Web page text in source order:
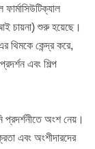
চায়না) শুরু হয়েছে।
থিমকে কেন্দ্র করে,
এবং শিল্প
প্রদর্শনীতে অংশ নেয়।
এবং অংশীদারদের